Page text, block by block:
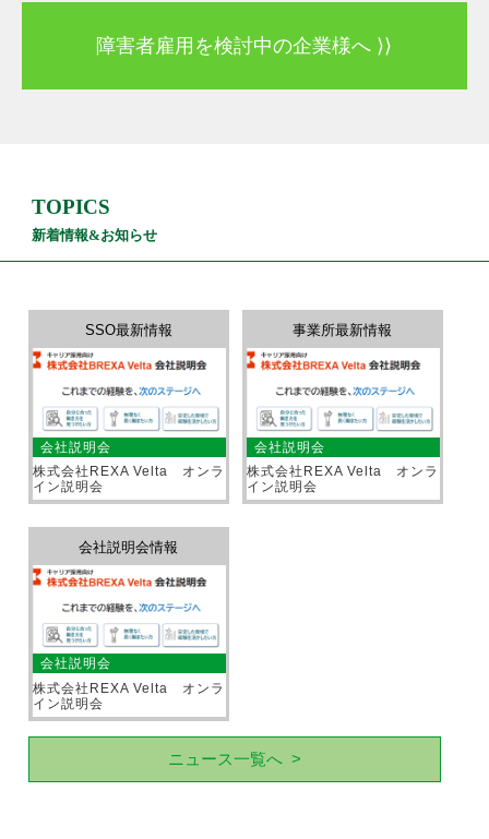
障害者雇用を検討中の企業様へ ⟩⟩
TOPICS
新着情報&お知らせ
SSO最新情報
会社説明会
株式会社REXA Velta オンラ
イン説明会
事業所最新情報
会社説明会
株式会社REXA Velta オンラ
イン説明会
会社説明会情報
会社説明会
株式会社REXA Velta オンラ
イン説明会
ニュース一覧へ >